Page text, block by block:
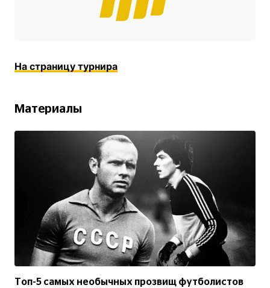
На страницу турнира
Материалы
Топ-5 самых необычных прозвищ футболистов